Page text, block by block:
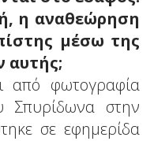
η αναθεώρηση
μέσω της
αυτής;
από φωτογραφία
Σπυρίδωνα στην
σε εφημερίδα